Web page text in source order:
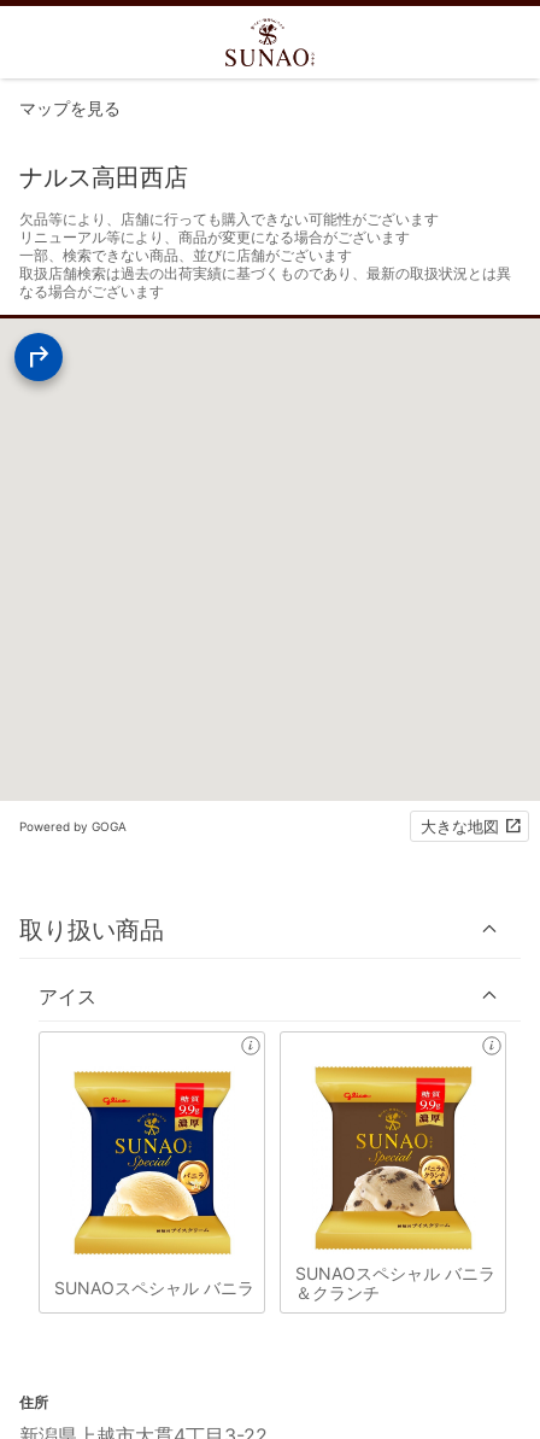
マップを見る
ナルス高田西店
欠品等により、店舗に行っても購入できない可能性がございます
リニューアル等により、商品が変更になる場合がございます
一部、検索できない商品、並びに店舗がございます
取扱店舗検索は過去の出荷実績に基づくものであり、最新の取扱状況とは異
なる場合がございます
Powered by GOGA 大きな地図
取り扱い商品
アイス
SUNAOスペシャル バニラ
SUNAOスペシャル バニラ
＆クランチ
住所